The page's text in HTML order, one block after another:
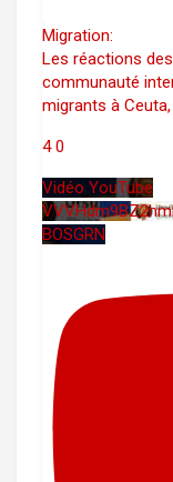
Migration:
Les réactions
communauté
migrants à
4 0
Vidéo YouTube
BOSGRN